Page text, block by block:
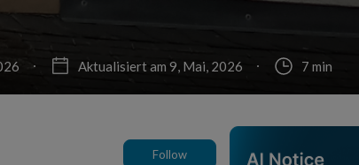
Aktualisiert am 9, Mai, 2026 7 min
Follow